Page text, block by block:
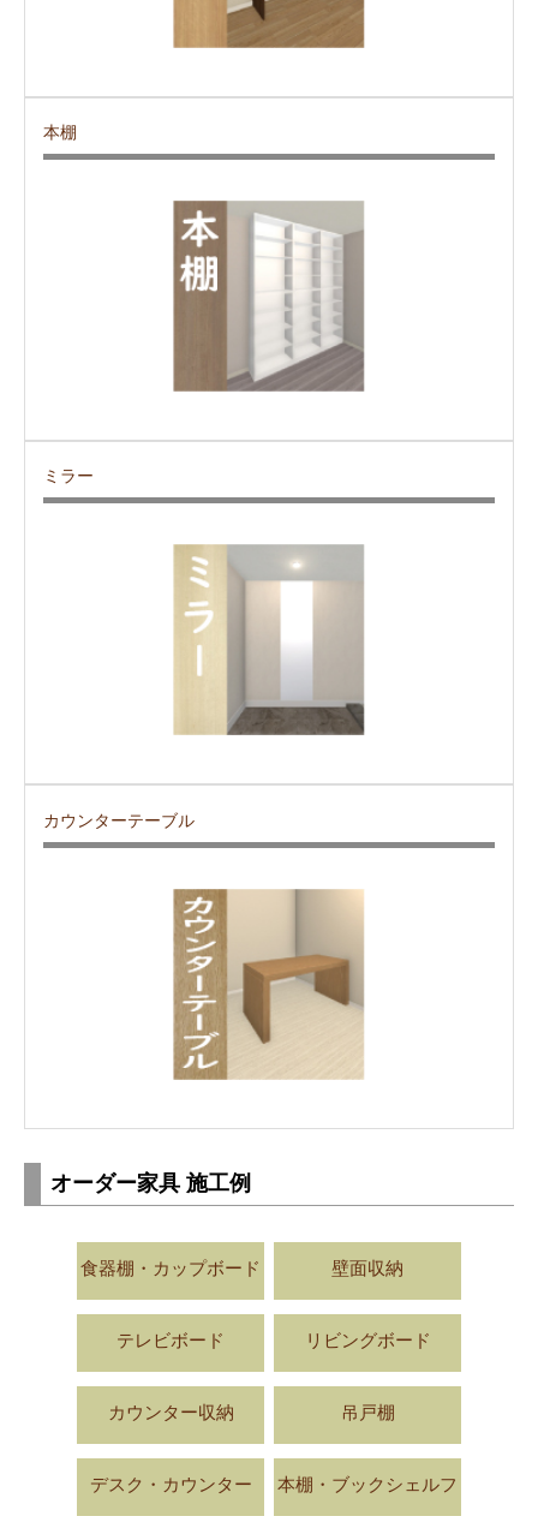
本棚
ミラー
カウンターテーブル
オーダー家具 施工例
食器棚・カップボード 壁面収納
テレビボード リビングボード
カウンター収納 吊戸棚
デスク・カウンター 本棚・ブックシェルフ